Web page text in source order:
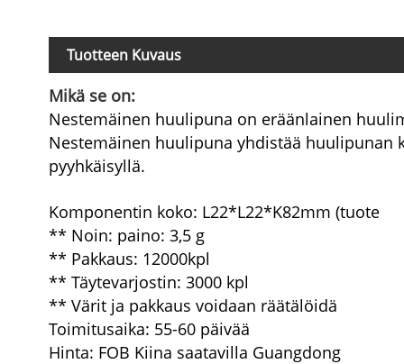
Tuotteen Kuvaus
Mikä se on:
Nestemäinen huulipuna on eräänlainen
Nestemäinen huulipuna yhdistää huulipunan
pyyhkäisyllä.
Komponentin koko: L22*L22*K82mm (tuote
** Noin: paino: 3,5 g
** Pakkaus: 12000kpl
** Täytevarjostin: 3000 kpl
** Värit ja pakkaus voidaan räätälöidä
Toimitusaika: 55-60 päivää
Hinta: FOB Kiina saatavilla Guangdong